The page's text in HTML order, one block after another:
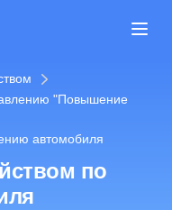
"Повышение
автомобиля
по